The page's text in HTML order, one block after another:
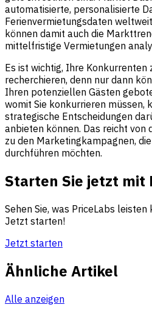
automatisierte, personalisierte
Ferienvermietungsdaten
können damit auch die
mittelfristige Vermietungen
Es ist wichtig, Ihre Konkurrenten
recherchieren, denn nur dann
Ihren potenziellen Gästen
womit Sie konkurrieren müssen,
strategische Entscheidungen
anbieten können. Das reicht von
zu den Marketingkampagnen,
durchführen möchten.
Starten Sie jetzt mit
Sehen Sie, was PriceLabs
Jetzt starten!
Jetzt starten
Ähnliche Artikel
Alle anzeigen